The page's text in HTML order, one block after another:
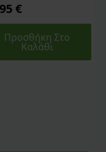
€
Προσθήκη Στο
Καλάθι